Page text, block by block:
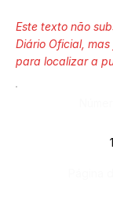
Este texto não
Diário Oficial,
para localizar a